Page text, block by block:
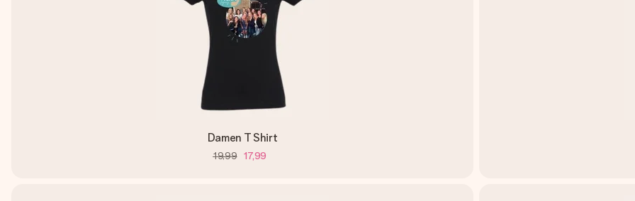
Damen T Shirt
19,99 17,99